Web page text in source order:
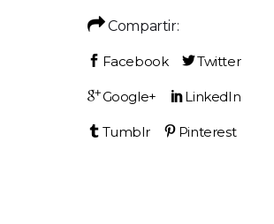
Compartir: